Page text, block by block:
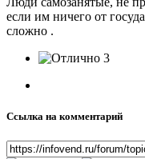
если им ничего от
сложно .
3
Ссылка на комментарий